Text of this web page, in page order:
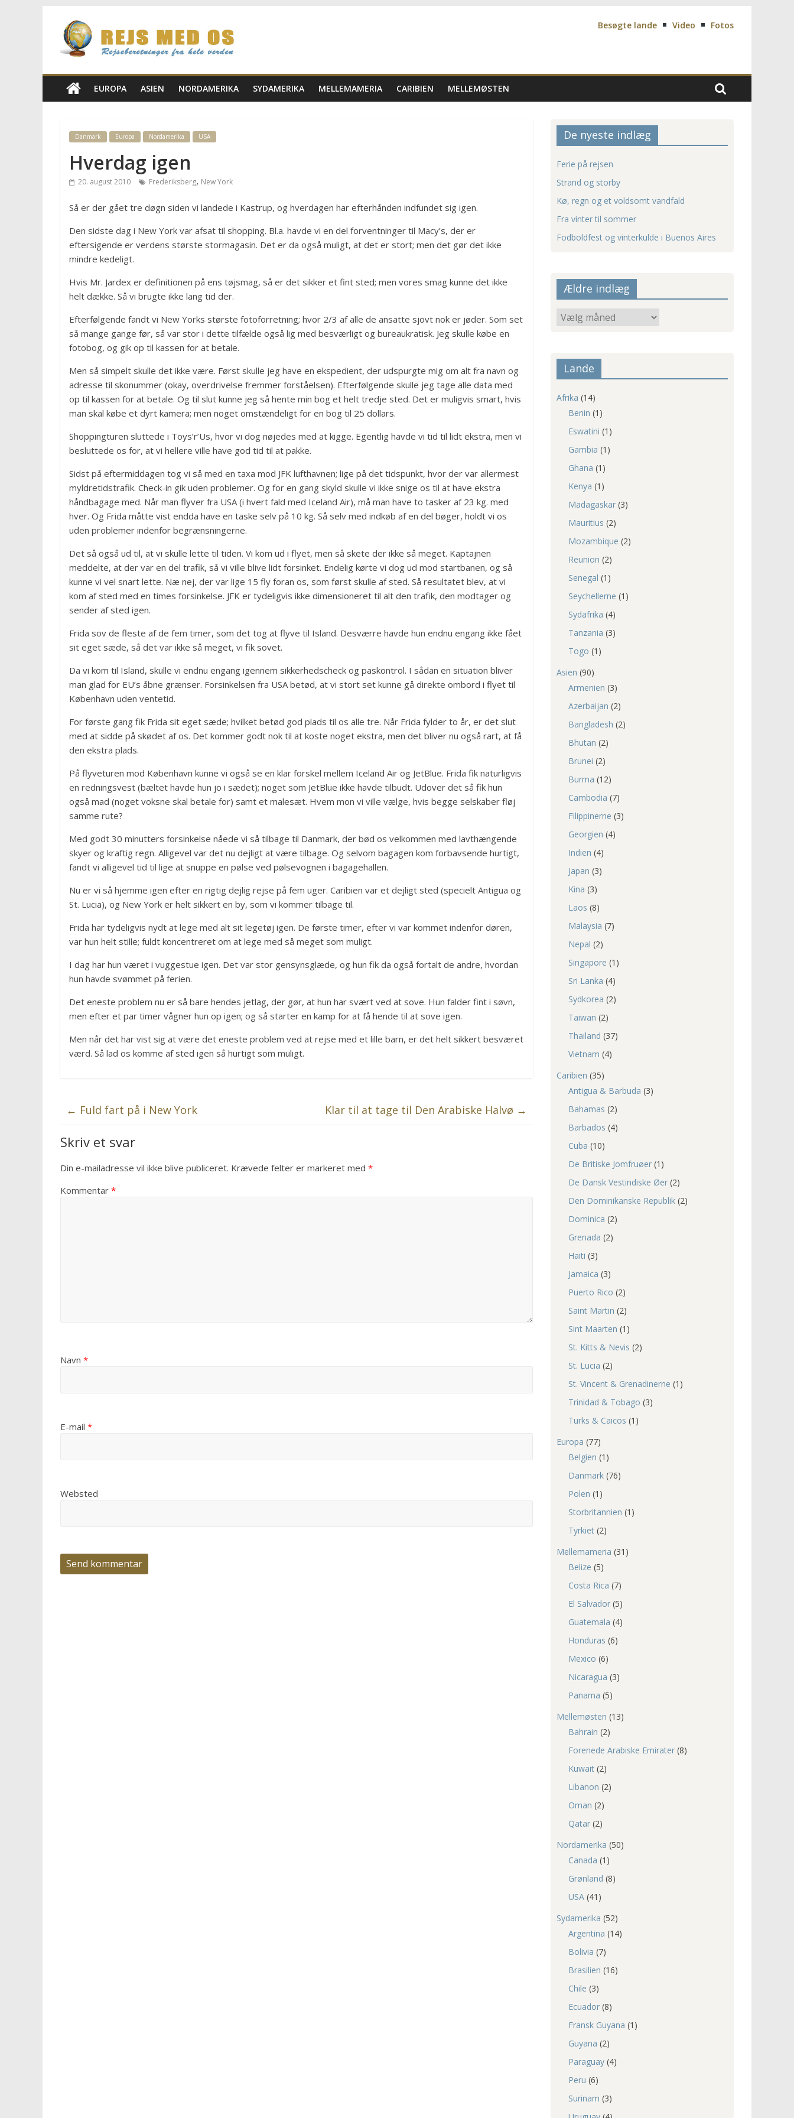
contentRejs
Med
Os
for
Frida,
Marianne
Morten
Besøgte lande Video Fotos
EUROPA ASIEN NORDAMERIKA SYDAMERIKA MELLEMAMERIA CARIBIEN MELLEMØSTEN
Danmark Europa Nordamerika USA
Hverdag igen
20. august 2010 Frederiksberg, New York
Så er der gået tre døgn siden vi landede i Kastrup, og hverdagen har efterhånden indfundet sig igen.
Den sidste dag i New York var afsat til shopping. Bl.a. havde vi en del forventninger til Macy’s, der er
eftersigende er verdens største stormagasin. Det er da også muligt, at det er stort; men det gør det ikke
mindre kedeligt.
Hvis Mr. Jardex er definitionen på ens tøjsmag, så er det sikker et fint sted; men vores smag kunne det ikke
helt dække. Så vi brugte ikke lang tid der.
Efterfølgende fandt vi New Yorks største fotoforretning; hvor 2/3 af alle de ansatte sjovt nok er jøder. Som set
så mange gange før, så var stor i dette tilfælde også lig med besværligt og bureaukratisk. Jeg skulle købe en
fotobog, og gik op til kassen for at betale.
Men så simpelt skulle det ikke være. Først skulle jeg have en ekspedient, der udspurgte mig om alt fra navn og
adresse til skonummer (okay, overdrivelse fremmer forståelsen). Efterfølgende skulle jeg tage alle data med
op til kassen for at betale. Og til slut kunne jeg så hente min bog et helt tredje sted. Det er muligvis smart, hvis
man skal købe et dyrt kamera; men noget omstændeligt for en bog til 25 dollars.
Shoppingturen sluttede i Toys’r’Us, hvor vi dog nøjedes med at kigge. Egentlig havde vi tid til lidt ekstra, men vi
besluttede os for, at vi hellere ville have god tid til at pakke.
Sidst på eftermiddagen tog vi så med en taxa mod JFK lufthavnen; lige på det tidspunkt, hvor der var allermest
myldretidstrafik. Check-in gik uden problemer. Og for en gang skyld skulle vi ikke snige os til at have ekstra
håndbagage med. Når man flyver fra USA (i hvert fald med Iceland Air), må man have to tasker af 23 kg. med
hver. Og Frida måtte vist endda have en taske selv på 10 kg. Så selv med indkøb af en del bøger, holdt vi os
uden problemer indenfor begrænsningerne.
Det så også ud til, at vi skulle lette til tiden. Vi kom ud i flyet, men så skete der ikke så meget. Kaptajnen
meddelte, at der var en del trafik, så vi ville blive lidt forsinket. Endelig kørte vi dog ud mod startbanen, og så
kunne vi vel snart lette. Næ nej, der var lige 15 fly foran os, som først skulle af sted. Så resultatet blev, at vi
kom af sted med en times forsinkelse. JFK er tydeligvis ikke dimensioneret til alt den trafik, den modtager og
sender af sted igen.
Frida sov de fleste af de fem timer, som det tog at flyve til Island. Desværre havde hun endnu engang ikke fået
sit eget sæde, så det var ikke så meget, vi fik sovet.
Da vi kom til Island, skulle vi endnu engang igennem sikkerhedscheck og paskontrol. I sådan en situation bliver
man glad for EU’s åbne grænser. Forsinkelsen fra USA betød, at vi stort set kunne gå direkte ombord i flyet til
København uden ventetid.
For første gang fik Frida sit eget sæde; hvilket betød god plads til os alle tre. Når Frida fylder to år, er det slut
med at sidde på skødet af os. Det kommer godt nok til at koste noget ekstra, men det bliver nu også rart, at få
den ekstra plads.
På flyveturen mod København kunne vi også se en klar forskel mellem Iceland Air og JetBlue. Frida fik naturligvis
en redningsvest (bæltet havde hun jo i sædet); noget som JetBlue ikke havde tilbudt. Udover det så fik hun
også mad (noget voksne skal betale for) samt et malesæt. Hvem mon vi ville vælge, hvis begge selskaber fløj
samme rute?
Med godt 30 minutters forsinkelse nåede vi så tilbage til Danmark, der bød os velkommen med lavthængende
skyer og kraftig regn. Alligevel var det nu dejligt at være tilbage. Og selvom bagagen kom forbavsende hurtigt,
fandt vi alligevel tid til lige at snuppe en pølse ved pølsevognen i bagagehallen.
Nu er vi så hjemme igen efter en rigtig dejlig rejse på fem uger. Caribien var et dejligt sted (specielt Antigua og
St. Lucia), og New York er helt sikkert en by, som vi kommer tilbage til.
Frida har tydeligvis nydt at lege med alt sit legetøj igen. De første timer, efter vi var kommet indenfor døren,
var hun helt stille; fuldt koncentreret om at lege med så meget som muligt.
I dag har hun været i vuggestue igen. Det var stor gensynsglæde, og hun fik da også fortalt de andre, hvordan
hun havde svømmet på ferien.
Det eneste problem nu er så bare hendes jetlag, der gør, at hun har svært ved at sove. Hun falder fint i søvn,
men efter et par timer vågner hun op igen; og så starter en kamp for at få hende til at sove igen.
Men når det har vist sig at være det eneste problem ved at rejse med et lille barn, er det helt sikkert besværet
værd. Så lad os komme af sted igen så hurtigt som muligt.
← Fuld fart på i New York Klar til at tage til Den Arabiske Halvø →
Skriv et svar
Din e-mailadresse vil ikke blive publiceret. Krævede felter er markeret med *
Kommentar *
Navn *
E-mail *
Websted
De nyeste indlæg
Ferie på rejsen
Strand og storby
Kø, regn og et voldsomt vandfald
Fra vinter til sommer
Fodboldfest og vinterkulde i Buenos Aires
Ældre indlæg
Ældre
Lande
Afrika (14)
Benin (1)
Eswatini (1)
Gambia (1)
Ghana (1)
Kenya (1)
Madagaskar (3)
Mauritius (2)
Mozambique (2)
Reunion (2)
Senegal (1)
Seychellerne (1)
Sydafrika (4)
Tanzania (3)
Togo (1)
Asien (90)
Armenien (3)
Azerbaijan (2)
Bangladesh (2)
Bhutan (2)
Brunei (2)
Burma (12)
Cambodia (7)
Filippinerne (3)
Georgien (4)
Indien (4)
Japan (3)
Kina (3)
Laos (8)
Malaysia (7)
Nepal (2)
Singapore (1)
Sri Lanka (4)
Sydkorea (2)
Taiwan (2)
Thailand (37)
Vietnam (4)
Caribien (35)
Antigua & Barbuda (3)
Bahamas (2)
Barbados (4)
Cuba (10)
De Britiske Jomfruøer (1)
De Dansk Vestindiske Øer (2)
Den Dominikanske Republik (2)
Dominica (2)
Grenada (2)
Haiti (3)
Jamaica (3)
Puerto Rico (2)
Saint Martin (2)
Sint Maarten (1)
St. Kitts & Nevis (2)
St. Lucia (2)
St. Vincent & Grenadinerne (1)
Trinidad & Tobago (3)
Turks & Caicos (1)
Europa (77)
Belgien (1)
Danmark (76)
Polen (1)
Storbritannien (1)
Tyrkiet (2)
Mellemameria (31)
Belize (5)
Costa Rica (7)
El Salvador (5)
Guatemala (4)
Honduras (6)
Mexico (6)
Nicaragua (3)
Panama (5)
Mellemøsten (13)
Bahrain (2)
Forenede Arabiske Emirater (8)
Kuwait (2)
Libanon (2)
Oman (2)
Qatar (2)
Nordamerika (50)
Canada (1)
Grønland (8)
USA (41)
Sydamerika (52)
Argentina (14)
Bolivia (7)
Brasilien (16)
Chile (3)
Ecuador (8)
Fransk Guyana (1)
Guyana (2)
Paraguay (4)
Peru (6)
Surinam (3)